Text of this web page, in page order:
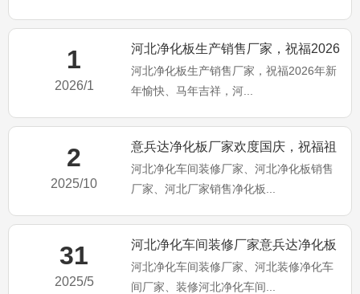
1
2026/1
河北净化板生产销售厂家，祝福2026
年新年愉快、马年吉祥
河北净化板生产销售厂家，祝福2026年新
年愉快、马年吉祥，河...
2
2025/10
意兵达净化板厂家欢度国庆，祝福祖
国繁荣昌盛，国泰民安
河北净化车间装修厂家、河北净化板销售
厂家、河北厂家销售净化板...
31
2025/5
河北净化车间装修厂家意兵达净化板
公司端午佳节祝大家：端午安
河北净化车间装修厂家、河北装修净化车
间厂家、装修河北净化车间...